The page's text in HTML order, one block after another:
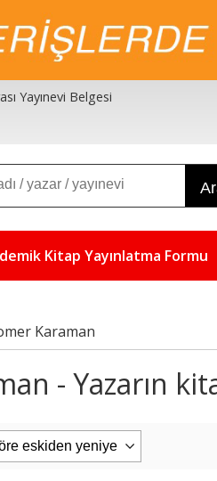
Yayınevi Belgesi
Kitap Yayınlatma Formu
5
Karaman
- Yazarın